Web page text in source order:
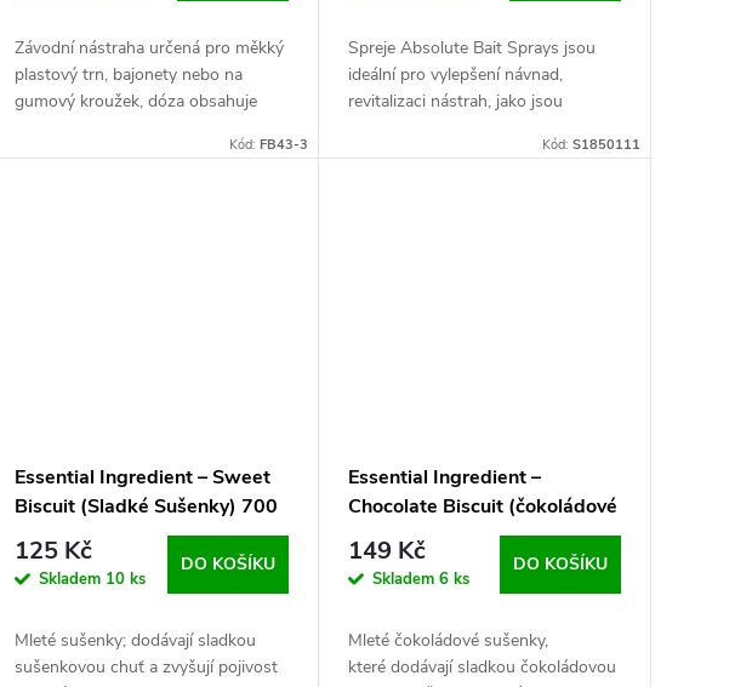
Závodní nástraha určená pro měkký
plastový trn, bajonety nebo na
gumový kroužek, dóza obsahuje
Kód: FB43-3
Spreje Absolute Bait Sprays jsou
ideální pro vylepšení návnad,
revitalizaci nástrah, jako jsou
Spike’ums, nebo pro příméKód: S1850111
Essential Ingredient – Sweet
Biscuit (Sladké Sušenky) 700
g
125 Kč
Skladem 10 ks
DO KOŠÍKU
Mleté sušenky; dodávají sladkou
sušenkovou chuť a zvyšují pojivost
Essential Ingredient –
Chocolate Biscuit (čokoládové
sušenky) 500 g
149 Kč
Skladem 6 ks
DO KOŠÍKU
Mleté čokoládové sušenky,
které dodávají sladkou čokoládovou